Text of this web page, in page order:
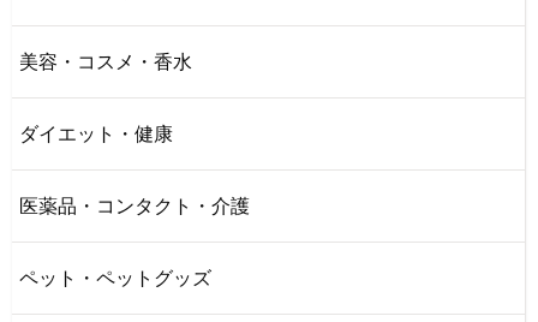
美容・コスメ・香水
ダイエット・健康
医薬品・コンタクト・介護
ペット・ペットグッズ